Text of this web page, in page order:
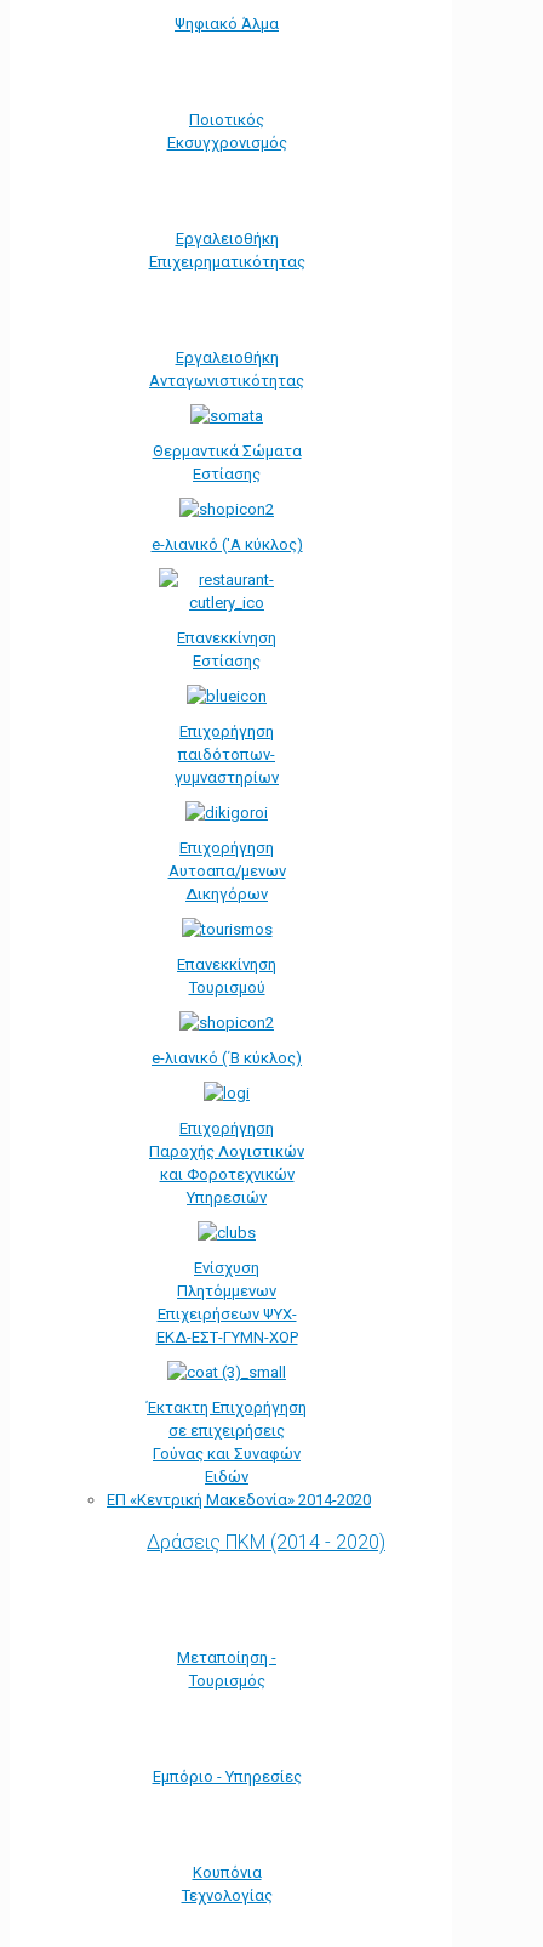
Ψηφιακό Άλμα
Ποιοτικός
Εκσυγχρονισμός
Εργαλειοθήκη
Eπιχειρηματικότητας
Εργαλειοθήκη
Ανταγωνιστικότητας
Θερμαντικά Σώματα
Εστίασης
e-λιανικό ('Α κύκλος)
Επανεκκίνηση
Εστίασης
Επιχορήγηση
παιδότοπων-
γυμναστηρίων
Επιχορήγηση
Αυτοαπα/μενων
Δικηγόρων
Επανεκκίνηση
Τουρισμού
e-λιανικό (΄Β κύκλος)
Επιχορήγηση
Παροχής Λογιστικών
και Φοροτεχνικών
Υπηρεσιών
Ενίσχυση
Πλητόμμενων
Επιχειρήσεων ΨΥΧ-
ΕΚΔ-ΕΣΤ-ΓΥΜΝ-ΧΟΡ
Έκτακτη Επιχορήγηση
σε επιχειρήσεις
Γούνας και Συναφών
Ειδών
ΕΠ «Kεντρική Μακεδονία» 2014-2020
Δράσεις ΠΚΜ (2014 - 2020)
Μεταποίηση -
Τουρισμός
Εμπόριο - Υπηρεσίες
Κουπόνια
Τεχνολογίας